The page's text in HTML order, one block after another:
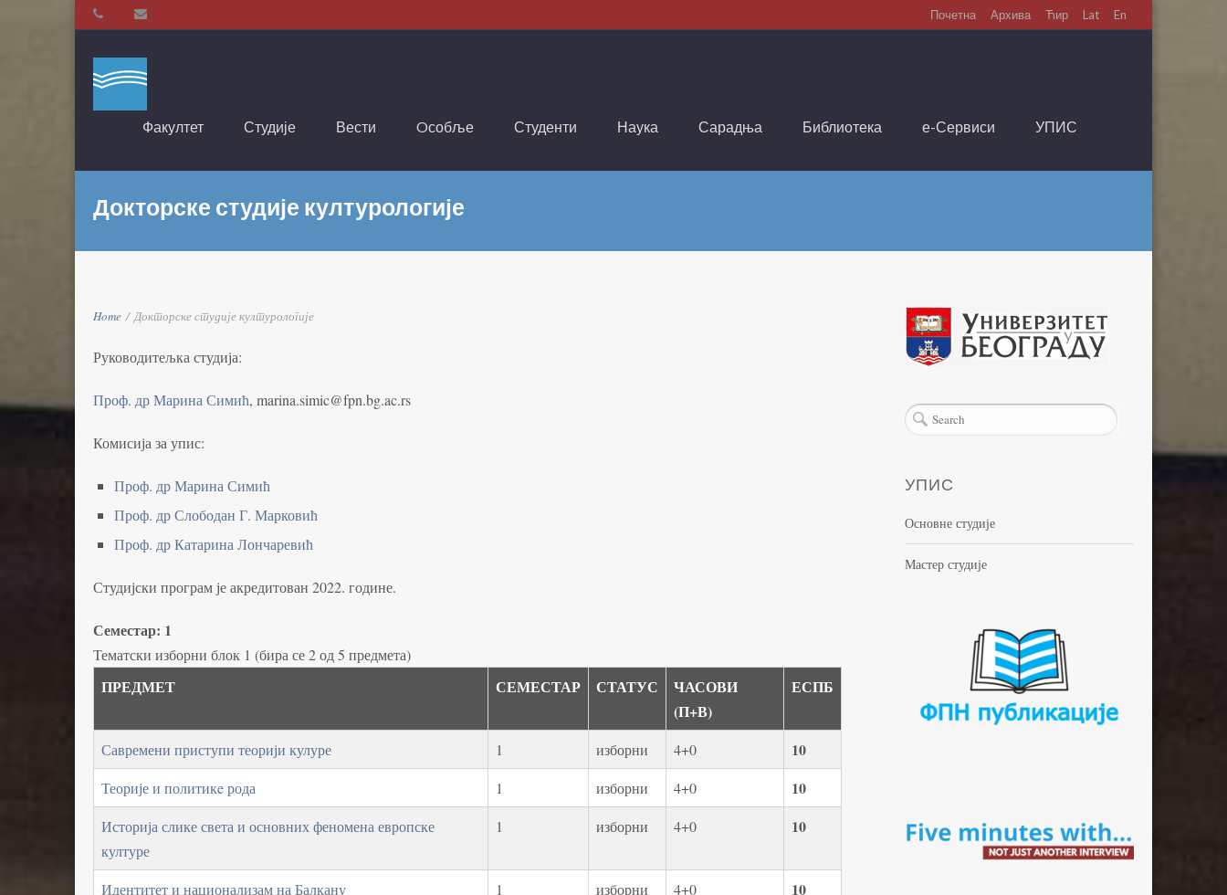
Почетна Архива Ћир Lat En
Факултет Студије Вести Oсобље Студенти Наука Сарадња Библиотека е-Сервиси УПИС
Докторске студије културологије
Home / Докторске студије културологије
Руководитељка студија:
Проф. др Марина Симић, marina.simic@fpn.bg.ac.rs
Комисија за упис:
Проф. др Марина Симић
Проф. др Слободан Г. Марковић
Проф. др Катарина Лончаревић
Студијски програм је акредитован 2022. године.
Семестар: 1
Тематски изборни блок 1 (бира се 2 од 5 предмета)
ПРЕДМЕТ СЕМЕСТАР СТАТУС
ЧАСОВИ
(П+В)
ЕСПБ
Савремени приступи теорији кулуре 1 изборни 4+0 10
Теорије и политикe рода 1 изборни 4+0 10
Историја слике света и основних феномена европске
културе
1 изборни 4+0 10
Идентитет и национализам на Балкану 1 изборни 4+0 10
УПИС
Основне студије
Мастер студије